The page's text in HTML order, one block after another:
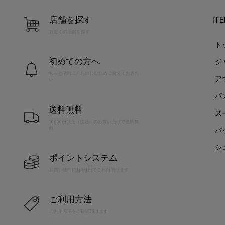
店舗を探す
お近くの店舗を探す
初めての方へ
送料無料
10,000円以上（税込）のお買い上げで送料無
ポイントシステム
お買い物毎に1pt=1円でご利用頂けます
ご利用方法
ジ
ア
パ
ス
バ
シ